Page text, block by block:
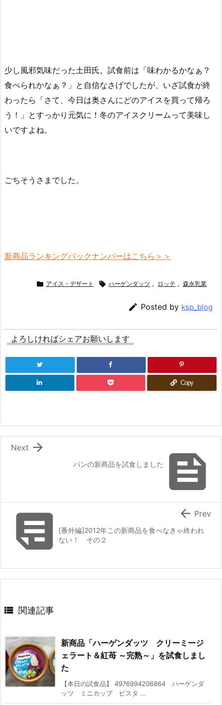
少し風邪気味だった土田氏。試食前は「味わかるかなぁ？
食べられかなぁ？」と自信なさげでしたが、いざ試食が終
わったら「さて、今日は奥さんにどのアイスを買って帰ろ
う！」とすっかり元気に！冬のアイスクリームって美味し
いですよね。
ごちそうさまでした。
新商品ランキングバックナンバーはこちら＞＞
 アイス・デザート  ハーゲンダッツ , ロッテ , 森永乳業
 Posted by ksp_blog
よろしければシェアお願いします
Copy

パンの新商品を試食しました

Next
[番外編]2012年この新商品を食べなきゃ終われ
ない！ その２
 Prev
 関連記事
新商品「ハーゲンダッツ クリーミージ
ェラート＆紅苺 ～完熟～」を試食しまし
た
【本日の試食品】 4976994206864 ハーゲンダ
ッツ ミニカップ ピスタ ...